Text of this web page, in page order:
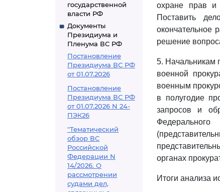
государственной
власти РФ
Документы
Президиума и
Пленума ВС РФ
Постановление
Президиума ВС РФ
от 01.07.2026
Постановление
Президиума ВС РФ
от 01.07.2026 N 24-
ПЭК26
"Тематический
обзор ВС
Российской
Федерации N
14/2026. О
рассмотрении
судами дел,
охране прав и
Поставить
окончательное
решение
5. Начальникам
военной
военным
в полугодие
запросов и
органах
Итоги анализа